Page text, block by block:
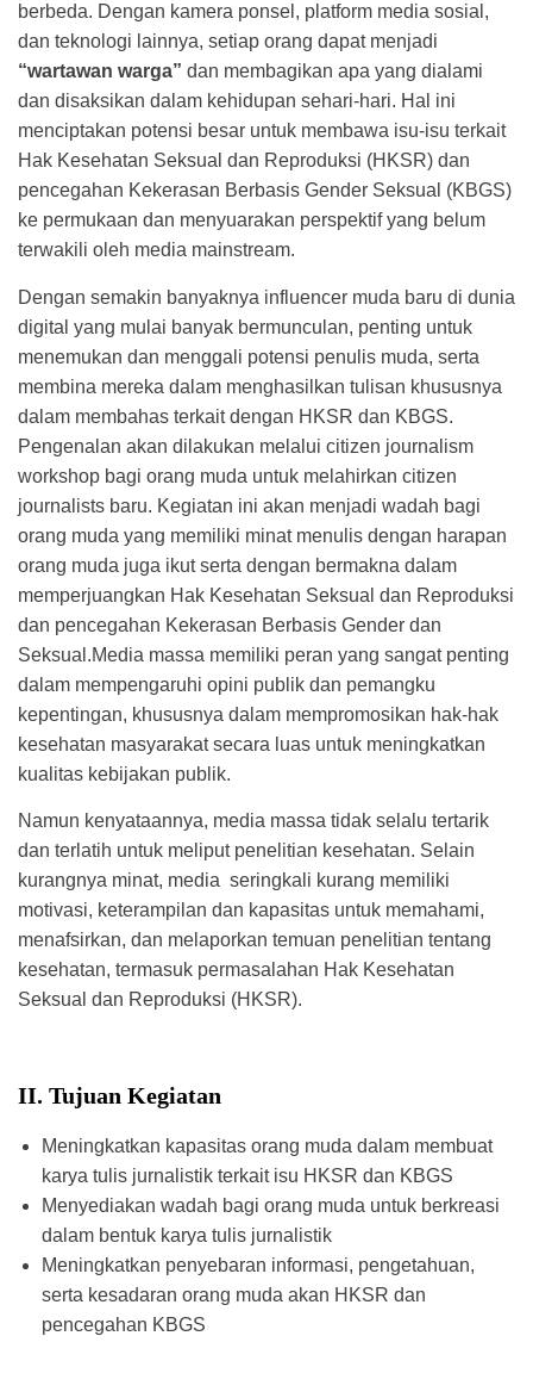
berbeda. Dengan kamera ponsel, platform media sosial,
dan teknologi lainnya, setiap orang dapat menjadi
“wartawan warga” dan membagikan apa yang dialami
dan disaksikan dalam kehidupan sehari-hari. Hal ini
menciptakan potensi besar untuk membawa isu-isu terkait
Hak Kesehatan Seksual dan Reproduksi (HKSR) dan
pencegahan Kekerasan Berbasis Gender Seksual (KBGS)
ke permukaan dan menyuarakan perspektif yang belum
terwakili oleh media mainstream.
Dengan semakin banyaknya influencer muda baru di dunia
digital yang mulai banyak bermunculan, penting untuk
menemukan dan menggali potensi penulis muda, serta
membina mereka dalam menghasilkan tulisan khususnya
dalam membahas terkait dengan HKSR dan KBGS.
Pengenalan akan dilakukan melalui citizen journalism
workshop bagi orang muda untuk melahirkan citizen
journalists baru. Kegiatan ini akan menjadi wadah bagi
orang muda yang memiliki minat menulis dengan harapan
orang muda juga ikut serta dengan bermakna dalam
memperjuangkan Hak Kesehatan Seksual dan Reproduksi
dan pencegahan Kekerasan Berbasis Gender dan
Seksual.Media massa memiliki peran yang sangat penting
dalam mempengaruhi opini publik dan pemangku
kepentingan, khususnya dalam mempromosikan hak-hak
kesehatan masyarakat secara luas untuk meningkatkan
kualitas kebijakan publik.
Namun kenyataannya, media massa tidak selalu tertarik
dan terlatih untuk meliput penelitian kesehatan. Selain
kurangnya minat, media seringkali kurang memiliki
motivasi, keterampilan dan kapasitas untuk memahami,
menafsirkan, dan melaporkan temuan penelitian tentang
kesehatan, termasuk permasalahan Hak Kesehatan
Seksual dan Reproduksi (HKSR).
II. Tujuan Kegiatan
Meningkatkan kapasitas orang muda dalam membuat
karya tulis jurnalistik terkait isu HKSR dan KBGS
Menyediakan wadah bagi orang muda untuk berkreasi
dalam bentuk karya tulis jurnalistik
Meningkatkan penyebaran informasi, pengetahuan,
serta kesadaran orang muda akan HKSR dan
pencegahan KBGS